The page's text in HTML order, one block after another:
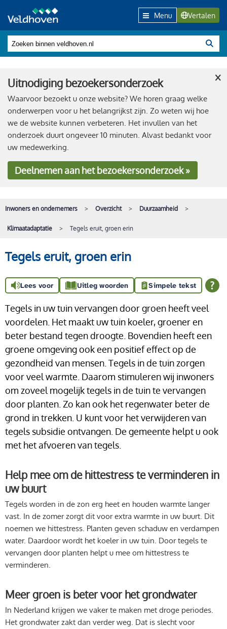
Menu Vertalen
Uitnodiging bezoekersonderzoek
Waarvoor bezoekt u onze website? We horen graag welke
onderwerpen voor u het belangrijkst zijn. Zo weten wij hoe
we de website kunnen verbeteren. Het invullen van het
onderzoek duurt ongeveer 10 minuten. Alvast bedankt voor
uw medewerking.
Deelnemenaan het bezoekersonderzoek »
×
Inwoners en ondernemers Overzicht Duurzaamheid
Klimaatadaptatie Tegels eruit, groen erin
Tegels eruit, groen erin
Lees voor Uitleg woorden Simpele tekst
Tegels in uw tuin vervangen door groen heeft veel
voordelen. Het maakt uw tuin koeler, groener en
beter bestand tegen droogte. Bovendien heeft een
groene omgeving ook een positief effect op de
gezondheid van mensen. Tegels in de tuin zorgen
voor veel warmte. Daarom stimuleren wij inwoners
om zoveel mogelijk tegels in de tuin te vervangen
door planten. Zo kan ook het regenwater beter de
grond in trekken. U kunt voor het verwijderen van
tegels subsidie ontvangen. De gemeente helpt u ook
met het afvoeren van tegels.
Help mee om de hittestress te verminderen in
uw buurt
Tegels worden in de zon erg heet en houden warmte langer
vast. In de zomer zorgt dit voor extra warmte in uw buurt. Dit
noemen we hittestress. Planten geven schaduw en verdampen
water. Daardoor wordt het koeler in uw tuin. Door tegels te
vervangen door planten helpt u mee om hittestress te
verminderen.
Meer groen is beter voor het grondwater
In Nederland krijgen we vaker te maken met droge periodes.
Het grondwater zakt dan verder weg. Dat is slecht voor